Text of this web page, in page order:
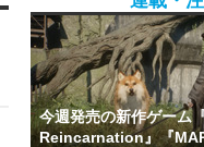
今週発売の新作ゲーム
Reincarnation』『